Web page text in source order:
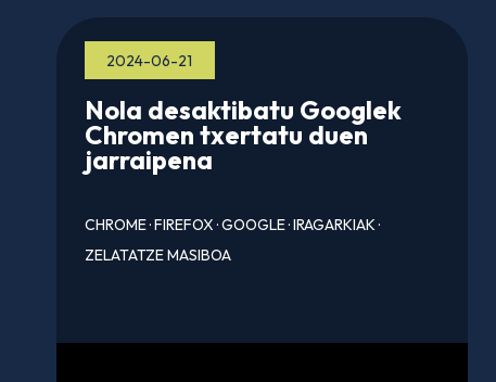
2024-06-21
Nola desaktibatu Googlek
Chromen txertatu duen
jarraipena
CHROME·FIREFOX·GOOGLE·IRAGARKIAK·
ZELATATZE MASIBOA